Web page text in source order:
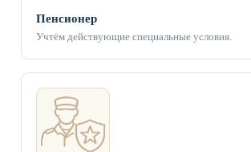
Пенсионер
Учтём действующие специальные условия.